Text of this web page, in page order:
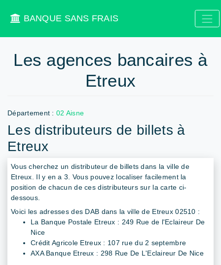
BANQUE SANS FRAIS
Les agences bancaires à
Etreux
Département : 02 Aisne
Les distributeurs de billets à
Etreux
Vous cherchez un distributeur de billets dans la ville de
Etreux. Il y en a 3. Vous pouvez localiser facilement la
position de chacun de ces distributeurs sur la carte ci-
dessous.
Voici les adresses des DAB dans la ville de Etreux 02510 :
La Banque Postale Etreux : 249 Rue de l'Eclaireur De
Nice
Crédit Agricole Etreux : 107 rue du 2 septembre
AXA Banque Etreux : 298 Rue De L'Eclaireur De Nice